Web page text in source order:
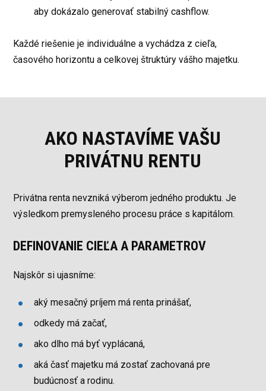
aby dokázalo generovať stabilný cashflow.
Každé riešenie je individuálne a vychádza z cieľa,
časového horizontu a celkovej štruktúry vášho majetku.
AKO NASTAVÍME VAŠU
PRIVÁTNU RENTU
Privátna renta nevzniká výberom jedného produktu. Je
výsledkom premysleného procesu práce s kapitálom.
DEFINOVANIE CIEĽA A PARAMETROV
Najskôr si ujasníme:
aký mesačný príjem má renta prinášať,
odkedy má začať,
ako dlho má byť vyplácaná,
aká časť majetku má zostať zachovaná pre
budúcnosť a rodinu.